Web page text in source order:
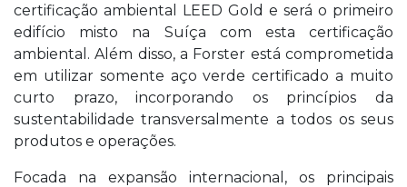
certificação ambiental LEED Gold e será o primeiro
edifício misto na Suíça com esta certificação
ambiental. Além disso, a Forster está comprometida
em utilizar somente aço verde certificado a muito
curto prazo, incorporando os princípios da
sustentabilidade transversalmente a todos os seus
produtos e operações.
Focada na expansão internacional, os principais